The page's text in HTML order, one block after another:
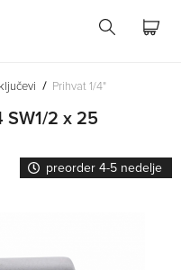
Prihvat 1/4"
SW1/2 x 25
preorder 4-5 nedelje